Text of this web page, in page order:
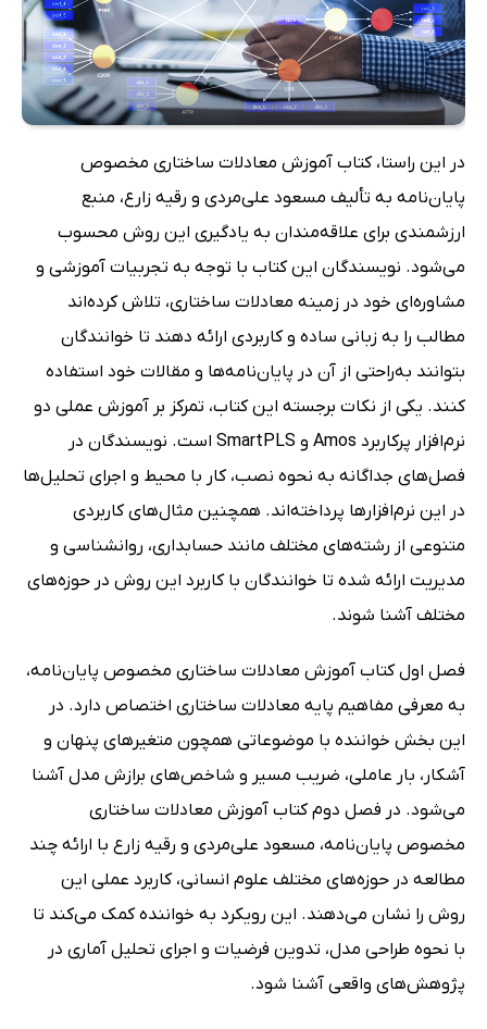
در این راستا، کتاب آموزش معادلات ساختاری مخصوص
پایان‌نامه به تألیف مسعود علی‌مردی و رقیه زارع، منبع
ارزشمندی برای علاقه‌مندان به یادگیری این روش محسوب
می‌شود. نویسندگان این کتاب با توجه به تجربیات آموزشی و
مشاوره‌ای خود در زمینه معادلات ساختاری، تلاش کرده‌اند
مطالب را به زبانی ساده و کاربردی ارائه دهند تا خوانندگان
بتوانند به‌راحتی از آن در پایان‌نامه‌ها و مقالات خود استفاده
کنند. یکی از نکات برجسته این کتاب، تمرکز بر آموزش عملی دو
نرم‌افزار پرکاربرد Amos و SmartPLS است. نویسندگان در
فصل‌های جداگانه به نحوه نصب، کار با محیط و اجرای تحلیل‌ها
در این نرم‌افزارها پرداخته‌اند. همچنین مثال‌های کاربردی
متنوعی از رشته‌های مختلف مانند حسابداری، روانشناسی و
مدیریت ارائه شده تا خوانندگان با کاربرد این روش در حوزه‌های
مختلف آشنا شوند.
فصل اول کتاب آموزش معادلات ساختاری مخصوص پایان‌نامه،
به معرفی مفاهیم پایه معادلات ساختاری اختصاص دارد. در
این بخش خواننده با موضوعاتی همچون متغیرهای پنهان و
آشکار، بار عاملی، ضریب مسیر و شاخص‌های برازش مدل آشنا
می‌شود. در فصل دوم کتاب آموزش معادلات ساختاری
مخصوص پایان‌نامه، مسعود علی‌مردی و رقیه زارع با ارائه چند
مطالعه در حوزه‌های مختلف علوم انسانی، کاربرد عملی این
روش را نشان می‌دهند. این رویکرد به خواننده کمک می‌کند تا
با نحوه طراحی مدل، تدوین فرضیات و اجرای تحلیل آماری در
پژوهش‌های واقعی آشنا شود.